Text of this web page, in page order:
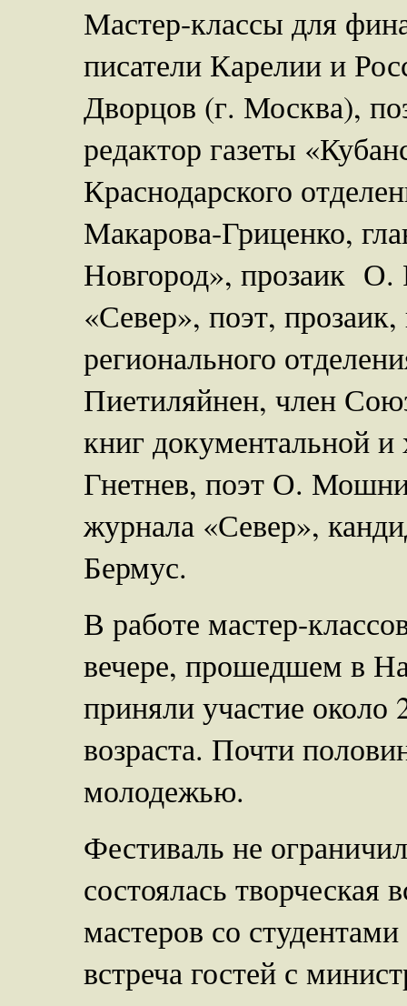
Мастер-классы для
писатели Карелии и
Дворцов (г. Москва),
редактор газеты
Краснодарского
Макарова-Гриценко,
Новгород», прозаик О.
«Север», поэт, прозаик,
регионального
Пиетиляйнен, член
книг документальной
Гнетнев, поэт О.
журнала «Север»,
Бермус.
В работе мастер-
вечере, прошедшем в
приняли участие около
возраста. Почти
молодежью.
Фестиваль не
состоялась творческая
мастеров со
встреча гостей с